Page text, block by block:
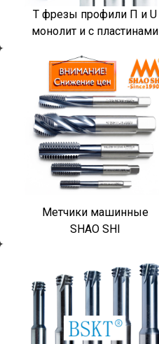
T фрезы профили П и U
монолит и с пластинами
Метчики машинные
SHAO SHI